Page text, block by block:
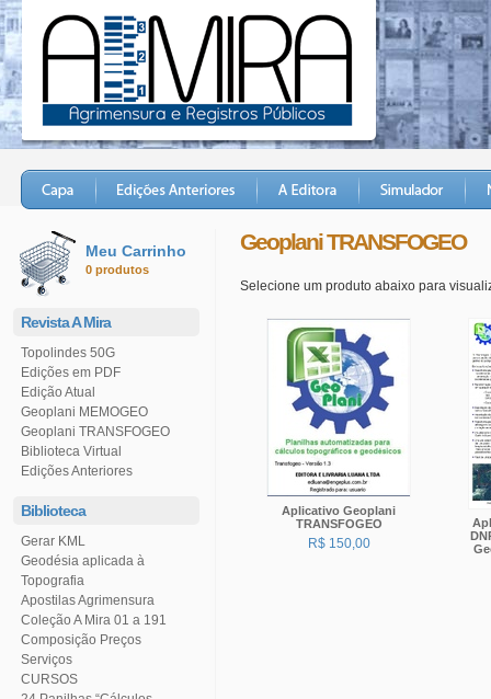
Meu Carrinho
0 produtos
Revista A Mira
Topolindes 50G
Edições em PDF
Edição Atual
Geoplani MEMOGEO
Geoplani TRANSFOGEO
Biblioteca Virtual
Edições Anteriores
Biblioteca
Gerar KML
Topografia
Apostilas Agrimensura
Coleção A Mira 01 a 191
Serviços
CURSOS
Geoplani TRANSFOGEO
Selecione um produto abaixo para
TRANSFOGEO
R$ 150,00